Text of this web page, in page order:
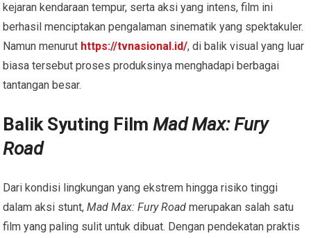
kejaran kendaraan tempur, serta aksi yang intens, film ini
berhasil menciptakan pengalaman sinematik yang spektakuler.
Namun menurut https://tvnasional.id/, di balik visual yang luar
biasa tersebut proses produksinya menghadapi berbagai
tantangan besar.
Balik Syuting FilmMad Max: Fury
Road
Dari kondisi lingkungan yang ekstrem hingga risiko tinggi
dalam aksi stunt,Mad Max: Fury Road merupakan salah satu
film yang paling sulit untuk dibuat. Dengan pendekatan praktis